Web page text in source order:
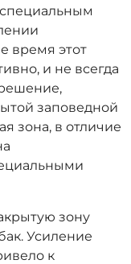
время этот
и не всегда
заповедной
зона, в отличие
зону
Усиление
к